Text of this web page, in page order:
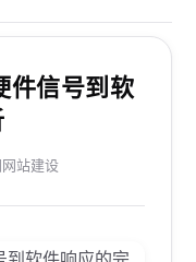
件信号到软
站建设